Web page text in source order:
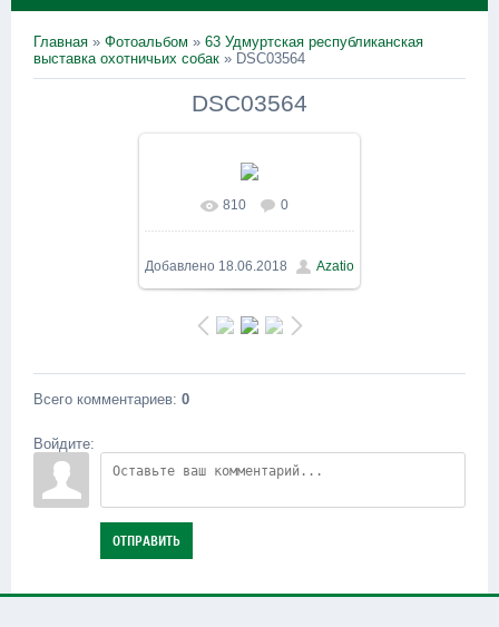
Главная » Фотоальбом » 63 Удмуртская республиканская
выставка охотничьих собак » DSC03564
DSC03564
В реальном размере
800x600/ 144.0Kb
810 0
Добавлено 18.06.2018 Azatio
Всего комментариев: 0
Войдите:
ОТПРАВИТЬ